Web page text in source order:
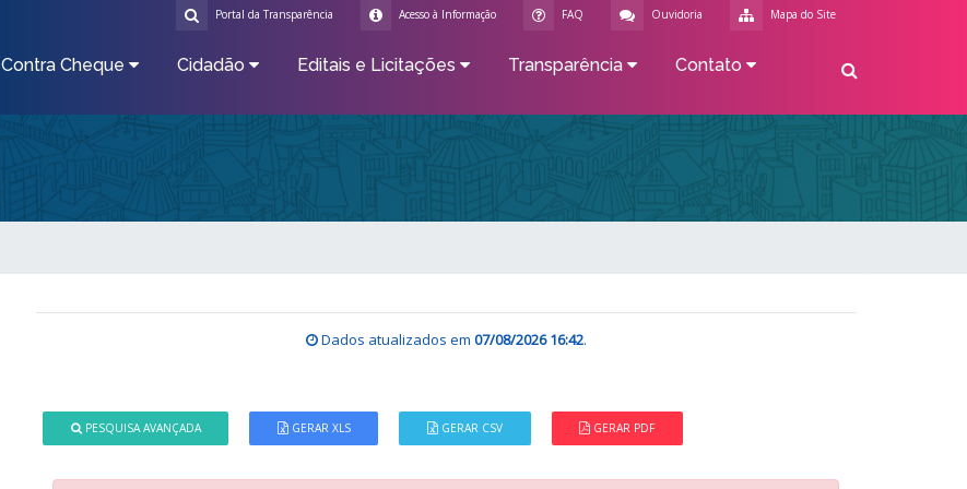
Mapa do Site
Ouvidoria
FAQ
Acesso à Informação
Portal da Transparência
Contra Cheque Cidadão Editais e Licitações Transparência Contato
Dados atualizados em 07/08/2026 16:42.
PESQUISA AVANÇADA GERAR XLS GERAR CSV GERAR PDF